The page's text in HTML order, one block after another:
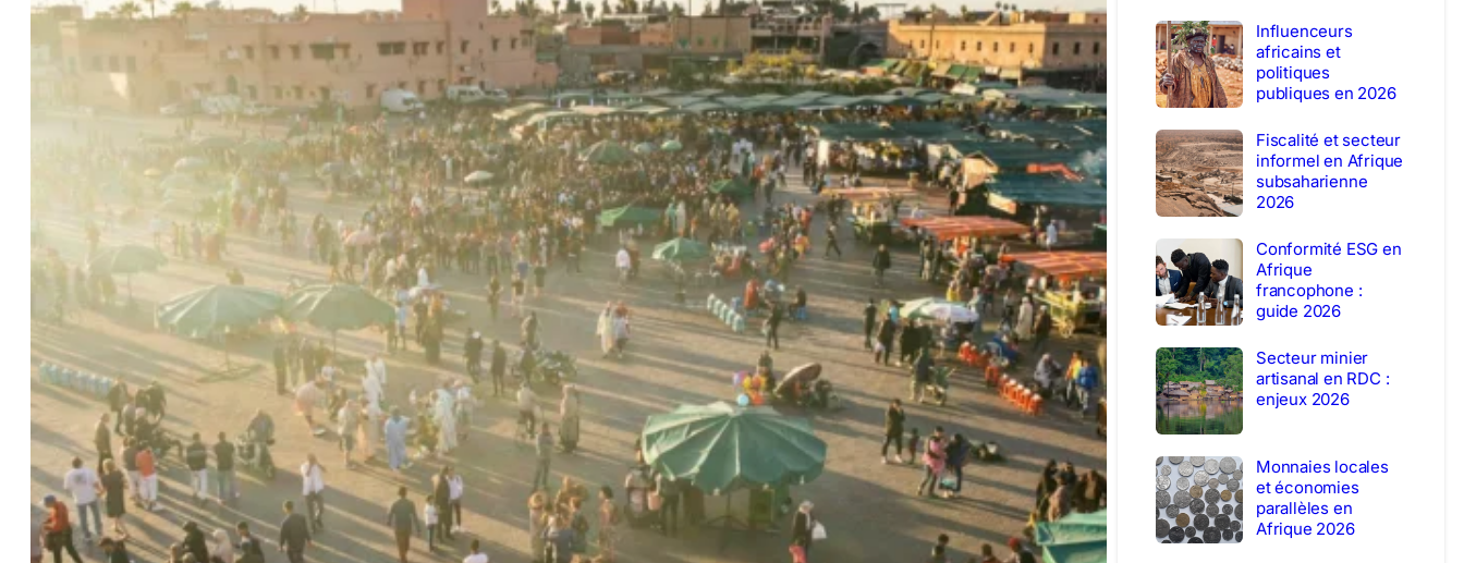
Influenceurs
africains et
politiques
publiques en 2026
Fiscalité et secteur
informel en Afrique
subsaharienne
2026
Conformité ESG en
Afrique
francophone :
guide 2026
Secteur minier
artisanal en RDC :
enjeux 2026
Monnaies locales
et économies
parallèles en
Afrique 2026